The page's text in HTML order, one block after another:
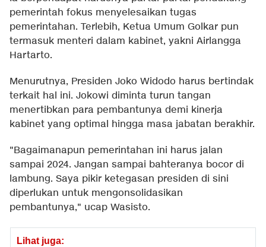
pemerintah fokus menyelesaikan tugas
pemerintahan. Terlebih, Ketua Umum Golkar pun
termasuk menteri dalam kabinet, yakni Airlangga
Hartarto.
Menurutnya, Presiden Joko Widodo harus bertindak
terkait hal ini. Jokowi diminta turun tangan
menertibkan para pembantunya demi kinerja
kabinet yang optimal hingga masa jabatan berakhir.
"Bagaimanapun pemerintahan ini harus jalan
sampai 2024. Jangan sampai bahteranya bocor di
lambung. Saya pikir ketegasan presiden di sini
diperlukan untuk mengonsolidasikan
pembantunya," ucap Wasisto.
Lihat juga: